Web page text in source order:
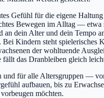
Gefühl für die eigene
Bewegen im Alltag — etwa
an dein Alter und dein Tempo
Bei Kindern steht spielerisches
der wohltuende
das Dranbleiben gleich
und für alle Altersgruppen —
aufbauen, bis zu
möchten.